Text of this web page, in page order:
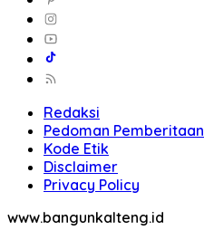
Redaksi
Pedoman Pemberitaan
Kode Etik
Disclaimer
Privacy Policy
www.bangunkalteng.id